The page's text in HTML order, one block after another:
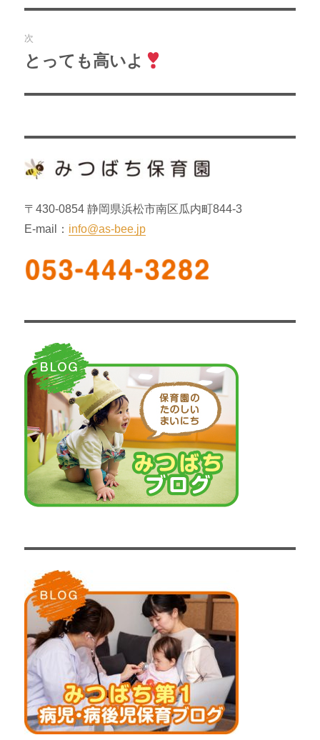
ビ
ゲ
ー
ン
の
投
稿:
次
次
投
とっても高いよ
〒430-0854 静岡県浜松市南区瓜内町844-3
E-mail： info@as-bee.jp